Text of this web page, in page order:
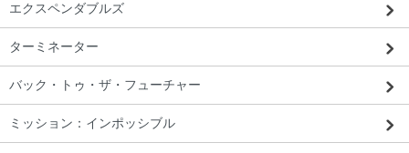
エクスペンダブルズ
ターミネーター
バック・トゥ・ザ・フューチャー
ミッション：インポッシブル